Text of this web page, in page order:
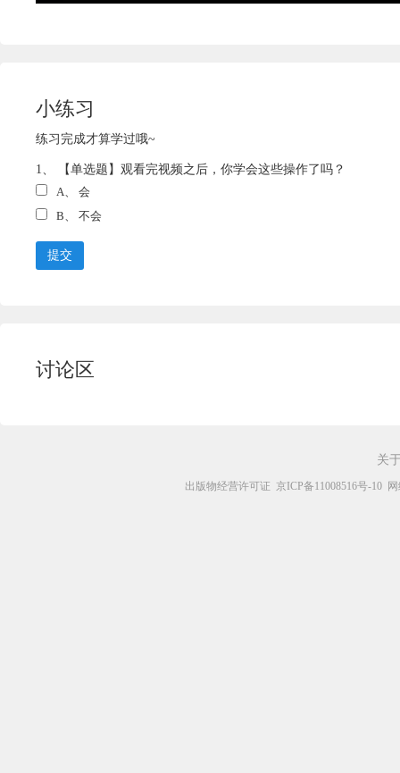
小练习
练习完成才算学过哦~
1、 【单选题】观看完视频之后，你学会这些操作了吗？
A、 会
B、 不会
提交
讨论区
关
出版物经营许可证 京ICP备11008516号-10